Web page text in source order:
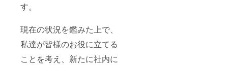
す。
現在の状況を鑑みた上で、
私達が皆様のお役に立てる
ことを考え、新たに社内に